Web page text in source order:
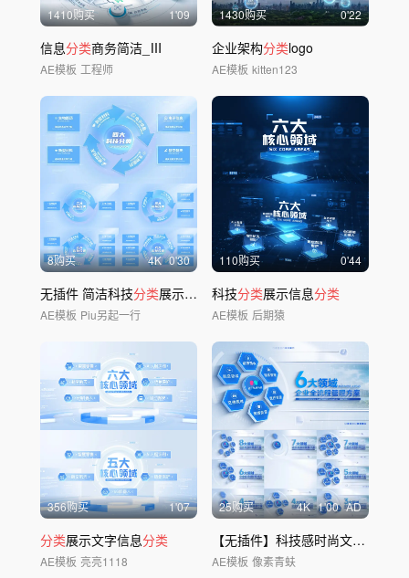
1410购买 1'09
信息分类商务简洁_Ⅲ
AE模板 工程师
1430购买 0'22
企业架构分类logo
AE模板 kitten123
8购买 4K 0'30
无插件 简洁科技分类展示业务板块闭环展示
AE模板 Piu另起一行
110购买 0'44
科技分类展示信息分类
AE模板 后期猿
356购买 1'07
分类展示文字信息分类
AE模板 亮亮1118
25购买 4K 1'00 AD
【无插件】科技感时尚文字
AE模板 像素青蚨